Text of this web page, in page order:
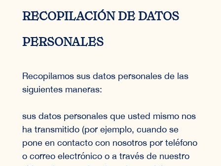
RECOPILACIÓN DE DATOS
PERSONALES
Recopilamos sus datos personales de las
siguientes maneras:
sus datos personales que usted mismo nos
ha transmitido (por ejemplo, cuando se
pone en contacto con nosotros por teléfono
o correo electrónico o a través de nuestro